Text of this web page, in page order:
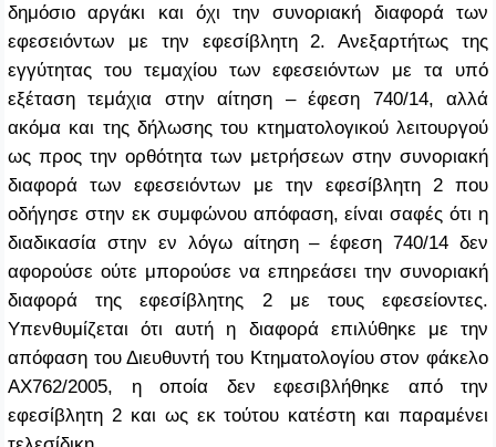
δημόσιο αργάκι και όχι την συνοριακή διαφορά των
εφεσειόντων με την εφεσίβλητη 2. Ανεξαρτήτως της
εγγύτητας του τεμαχίου των εφεσειόντων με τα υπό
εξέταση τεμάχια στην αίτηση – έφεση 740/14, αλλά
ακόμα και της δήλωσης του κτηματολογικού λειτουργού
ως προς την ορθότητα των μετρήσεων στην συνοριακή
διαφορά των εφεσειόντων με την εφεσίβλητη 2 που
οδήγησε στην εκ συμφώνου απόφαση, είναι σαφές ότι η
διαδικασία στην εν λόγω αίτηση – έφεση 740/14 δεν
αφορούσε ούτε μπορούσε να επηρεάσει την συνοριακή
διαφορά της εφεσίβλητης 2 με τους εφεσείοντες.
Υπενθυμίζεται ότι αυτή η διαφορά επιλύθηκε με την
απόφαση του Διευθυντή του Κτηματολογίου στον φάκελο
ΑΧ762/2005, η οποία δεν εφεσιβλήθηκε από την
εφεσίβλητη 2 και ως εκ τούτου κατέστη και παραμένει